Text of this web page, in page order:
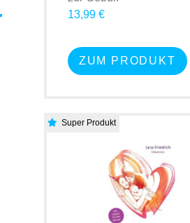
13,99 €
ZUM PRODUKT
Super Produkt